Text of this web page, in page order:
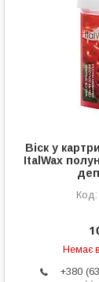
Віск у
ItalWax
Немає в
+380